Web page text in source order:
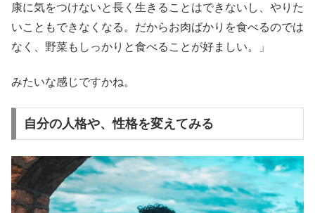
康に気をつけないと長く生きることはできないし、やりた
いこともできなくなる。だからお肉ばかりを食べるのでは
なく、野菜もしっかりと食べることが好ましい。」
みたいな感じですかね。
自分の人格や、性格を変えてみる